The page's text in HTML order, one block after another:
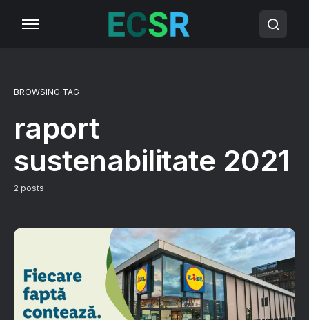
BROWSING TAG
raport
sustenabilitate 2021
2 posts